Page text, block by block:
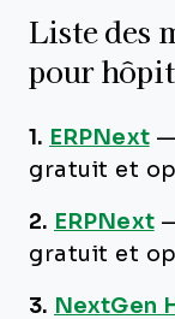
Liste des
pour
1. ERPNext —
gratuit et
2. ERPNext
gratuit et
3. NextGen